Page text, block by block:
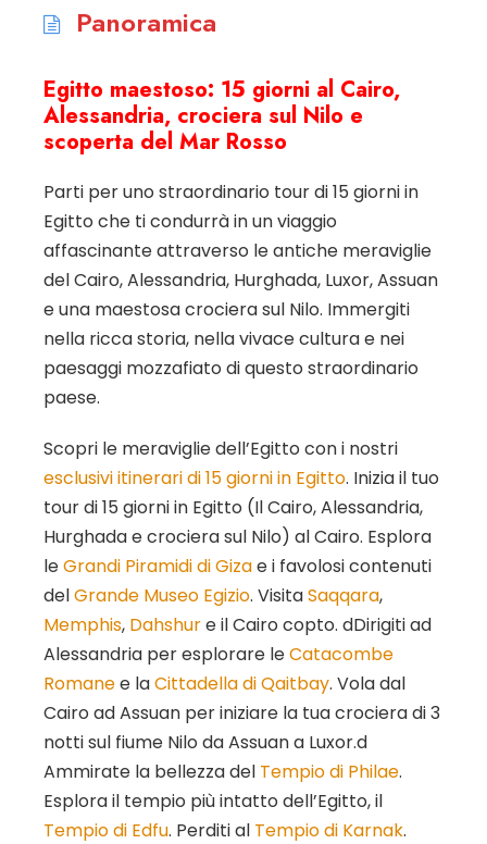
Panoramica
Egitto maestoso: 15 giorni al Cairo,
Alessandria, crociera sul Nilo e
scoperta del Mar Rosso
Parti per uno straordinario tour di 15 giorni in
Egitto che ti condurrà in un viaggio
affascinante attraverso le antiche meraviglie
del Cairo, Alessandria, Hurghada, Luxor, Assuan
e una maestosa crociera sul Nilo. Immergiti
nella ricca storia, nella vivace cultura e nei
paesaggi mozzafiato di questo straordinario
paese.
Scopri le meraviglie dell’Egitto con i nostri
esclusivi itinerari di 15 giorni in Egitto. Inizia il tuo
tour di 15 giorni in Egitto (Il Cairo, Alessandria,
Hurghada e crociera sul Nilo) al Cairo. Esplora
leGrandi Piramidi di Gizae i favolosi contenuti
delGrande Museo Egizio. VisitaSaqqara,
Memphis, Dahshure il Cairo copto. dDirigiti ad
Alessandria per esplorare leCatacombe
Romanee laCittadella di Qaitbay. Vola dal
Cairo ad Assuan per iniziare la tua crociera di 3
notti sul fiume Nilo da Assuan a Luxor.d
Ammirate la bellezza del Tempio di Philae.
Esplora il tempio più intatto dell’Egitto, il
Tempio di Edfu. Perditi al Tempio di Karnak.